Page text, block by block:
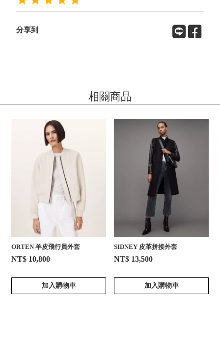
分享到
相關商品
ORTEN 羊皮飛行員外套
NT$ 10,800
加入購物車
SIDNEY 皮革拼接外套
NT$ 13,500
加入購物車